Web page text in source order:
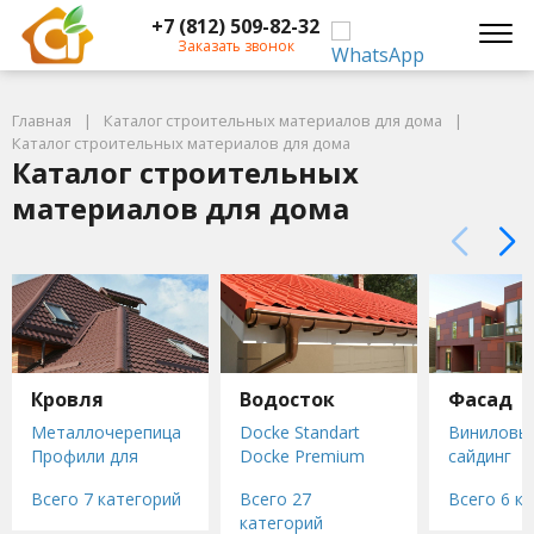
+7 (812) 509-82-32
Заказать звонок
Главная
Каталог строительных материалов для дома
Каталог строительных материалов для дома
Каталог строительных
материалов для дома
Кровля
Металлочерепица
Профили для
Гибкая черепица
Всего 7 категорий
Водосток
Docke Standart
Docke Premium
STAL PREMIUM
STAL STANDARD
Всего 27
категорий
Фасад
сайдинг
сайдинг
Всего 6